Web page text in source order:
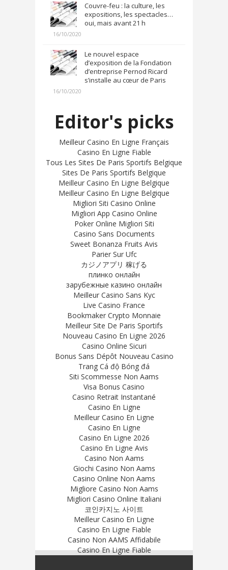
Couvre-feu : la culture, les
expositions, les spectacles…
oui, mais avant 21 h
16/10/2020
Le nouvel espace
d’exposition de la Fondation
d’entreprise Pernod Ricard
s’installe au cœur de Paris
16/10/2020
Editor's picks
Meilleur Casino En Ligne Français
Casino En Ligne Fiable
Tous Les Sites De Paris Sportifs Belgique
Sites De Paris Sportifs Belgique
Meilleur Casino En Ligne Belgique
Meilleur Casino En Ligne Belgique
Migliori Siti Casino Online
Migliori App Casino Online
Poker Online Migliori Siti
Casino Sans Documents
Sweet Bonanza Fruits Avis
Parier Sur Ufc
カジノアプリ 稼げる
плинко онлайн
зарубежные казино онлайн
Meilleur Casino Sans Kyc
Live Casino France
Bookmaker Crypto Monnaie
Meilleur Site De Paris Sportifs
Nouveau Casino En Ligne 2026
Casino Online Sicuri
Bonus Sans Dépôt Nouveau Casino
Trang Cá độ Bóng đá
Siti Scommesse Non Aams
Visa Bonus Casino
Casino Retrait Instantané
Casino En Ligne
Meilleur Casino En Ligne
Casino En Ligne
Casino En Ligne 2026
Casino En Ligne Avis
Casino Non Aams
Giochi Casino Non Aams
Casino Online Non Aams
Migliore Casino Non Aams
Migliori Casino Online Italiani
코인카지노 사이트
Meilleur Casino En Ligne
Casino En Ligne Fiable
Casino Non AAMS Affidabile
Casino En Ligne Fiable